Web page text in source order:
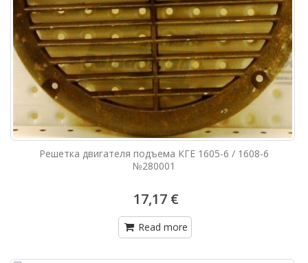
Решетка двигателя подъема КГЕ 1605-6 / 1608-6
№280001
17,17 €
Read more